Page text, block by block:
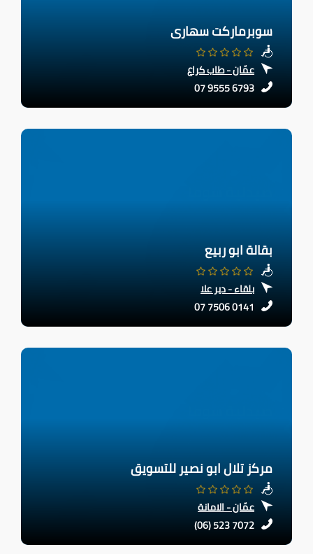
سوبرماركت سهارى
عمّان - طاب كراع
07 9555 6793
بقالة ابو ربيع
بلقاء - دير علا
07 7506 0141
مركز تلال ابو نصير للتسويق
عمّان - الامانة
(06) 523 7072